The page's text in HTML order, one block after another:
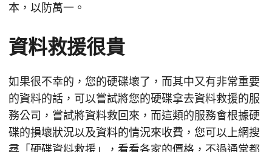
本，以防萬一。
資料救援很貴
如果很不幸的，您的硬碟壞了，而其中又有非常重要
的資料的話，可以嘗試將您的硬碟拿去資料救援的服
務公司，嘗試將資料救回來，而這類的服務會根據硬
碟的損壞狀況以及資料的情況來收費，您可以上網搜
尋「硬碟資料救援」，看看各家的價格，不過通常都